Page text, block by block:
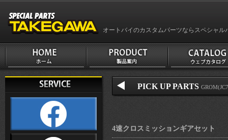
オートバイのカスタムパーツならスペシャル
PICK UP PARTS
4速クロスミッションギアセット